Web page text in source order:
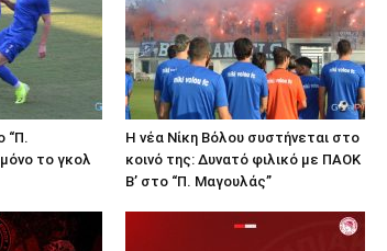
“Π.
το γκολ
Η νέα Νίκη Βόλου συστήνεται στο
κοινό της: Δυνατό φιλικό με ΠΑΟΚ
Β’ στο “Π. Μαγουλάς”